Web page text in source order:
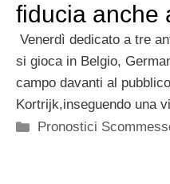
fiducia anche
Venerdì dedicato a tre
si gioca in Belgio,
campo davanti al
Kortrijk,inseguendo una
Categorie
Pronostici